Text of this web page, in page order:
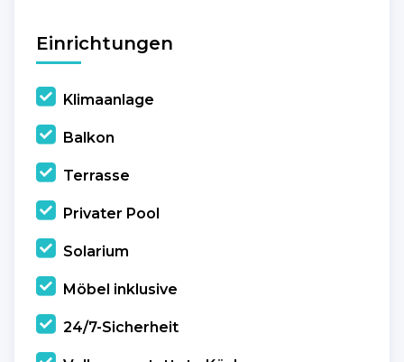
Einrichtungen
Klimaanlage
Balkon
Terrasse
Privater Pool
Solarium
Möbel inklusive
24/7-Sicherheit